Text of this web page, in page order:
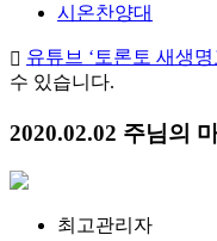
시온찬양대
유튜브 ‘토론토 새생명
수 있습니다.
2020.02.02 주님의
최고관리자